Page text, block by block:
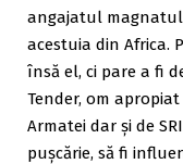
angajatul
acestuia din Africa.
însă el, ci pare a fi
Tender, om
Armatei dar şi de
puşcărie, să fi